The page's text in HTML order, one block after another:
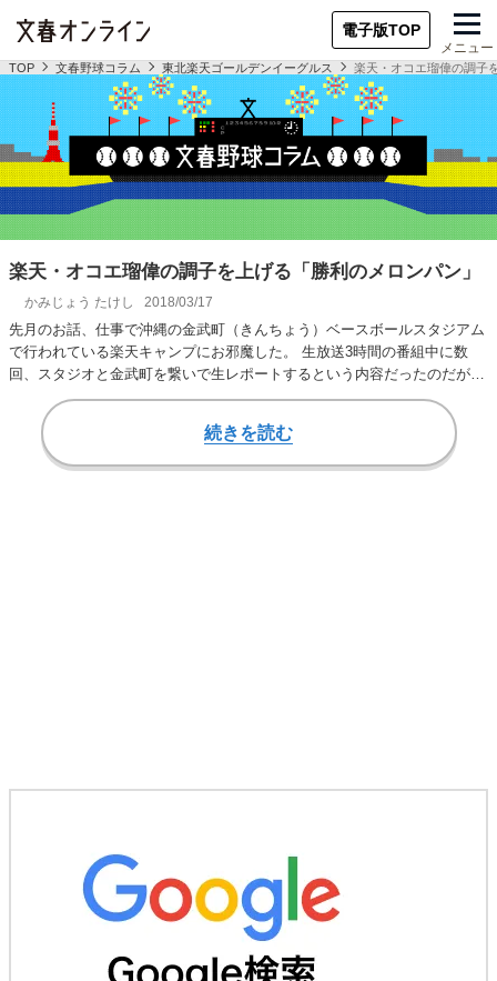
電子版TOP
メニュー
TOP 文春野球コラム 東北楽天ゴールデンイーグルス 楽天・オコエ瑠偉の調子
楽天・オコエ瑠偉の調子を上げる「勝利のメロンパン」
かみじょう たけし 2018/03/17
先月のお話、仕事で沖縄の金武町（きんちょう）ベースボールスタジアム
で行われている楽天キャンプにお邪魔した。 生放送3時間の番組中に数
回、スタジオと金武町を繋いで生レポートするという内容だったのだが、
生放送という事も…
続きを読む